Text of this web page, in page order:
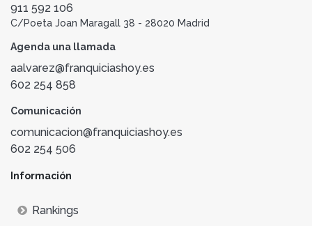
911 592 106
C/Poeta Joan Maragall 38 - 28020 Madrid
Agenda una llamada
aalvarez@franquiciashoy.es
602 254 858
Comunicación
comunicacion@franquiciashoy.es
602 254 506
Información
Rankings